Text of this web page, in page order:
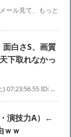
ール見て、もっと
白さS、画質
下取れなかっ
07:23:56.55 ID: ...
演技力A）←
ｗｗ